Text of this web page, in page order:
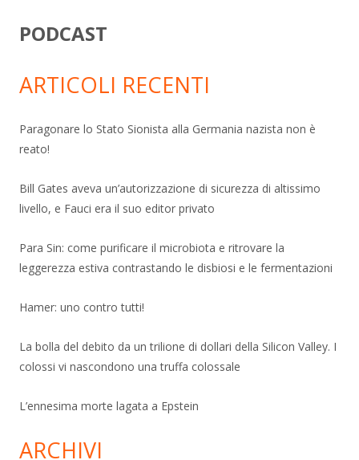
PODCAST
ARTICOLI RECENTI
Paragonare lo Stato Sionista alla Germania nazista non è
reato!
Bill Gates aveva un’autorizzazione di sicurezza di altissimo
livello, e Fauci era il suo editor privato
Para Sin: come purificare il microbiota e ritrovare la
leggerezza estiva contrastando le disbiosi e le fermentazioni
Hamer: uno contro tutti!
La bolla del debito da un trilione di dollari della Silicon Valley. I
colossi vi nascondono una truffa colossale
L’ennesima morte lagata a Epstein
ARCHIVI